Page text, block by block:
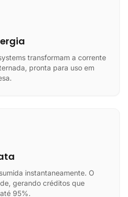
transformam a corrente
pronta para uso em
instantaneamente. O
gerando créditos que
95%.